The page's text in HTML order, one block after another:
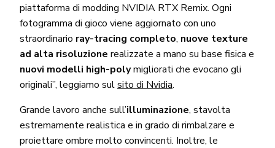
piattaforma di modding NVIDIA RTX Remix. Ogni
fotogramma di gioco viene aggiornato con uno
straordinario ray-tracing completo, nuove texture
ad alta risoluzione realizzate a mano su base fisica e
nuovi modelli high-polymigliorati che evocano gli
originali”, leggiamo sulsito di Nvidia.
Grande lavoro anche sull’illuminazione, stavolta
estremamente realistica e in grado di rimbalzare e
proiettare ombre molto convincenti. Inoltre, le